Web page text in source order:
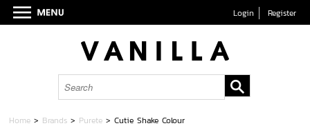
Login Register
Home > Brands > Purete >Cutie Shake Colour